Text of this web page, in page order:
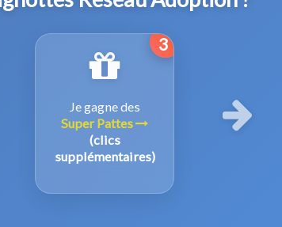
3
Je gagne des
Super Pattes
(clics
supplémentaires)